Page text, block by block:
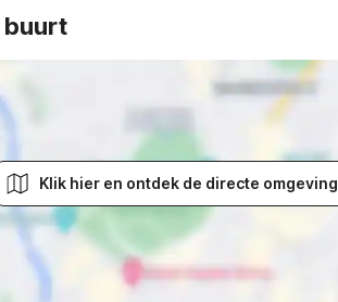
buurt
Klik hier en ontdek de directe omgeving